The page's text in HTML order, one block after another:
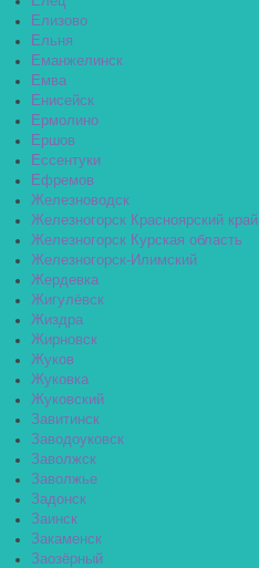
Елизово
Ельня
Еманжелинск
Емва
Енисейск
Ермолино
Ершов
Ессентуки
Ефремов
Железноводск
Железногорск Красноярский край
Железногорск Курская область
Железногорск-Илимский
Жердевка
Жигулёвск
Жиздра
Жирновск
Жуков
Жуковка
Жуковский
Завитинск
Заводоуковск
Заволжск
Заволжье
Задонск
Заинск
Закаменск
Заозёрный